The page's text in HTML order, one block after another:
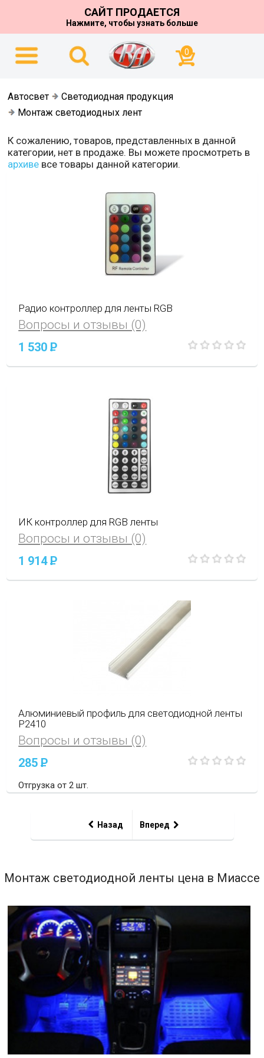
САЙТ ПРОДАЕТСЯ
Нажмите, чтобы узнать больше
0
Автосвет
Светодиодная продукция
Монтаж светодиодных лент
К сожалению, товаров, представленных в данной
категории, нет в продаже. Вы можете просмотреть в
архиве все товары данной категории.
Радио контроллер для ленты RGB
Вопросы и отзывы (0)
1 530P
ИК контроллер для RGB ленты
Вопросы и отзывы (0)
1 914P
Алюминиевый профиль для светодиодной ленты
P2410
Вопросы и отзывы (0)
285P
Отгрузка от 2 шт.
Назад Вперед
Монтаж светодиодной ленты цена в Миассе